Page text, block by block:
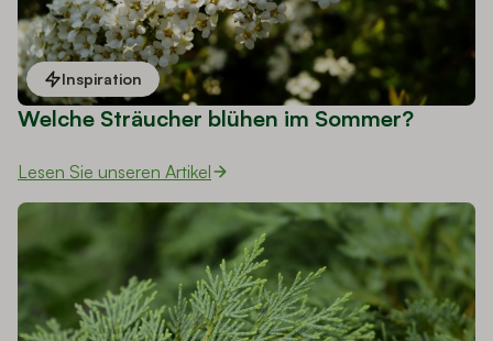
Inspiration
Welche Sträucher blühen im Sommer?
Lesen Sie unseren Artikel